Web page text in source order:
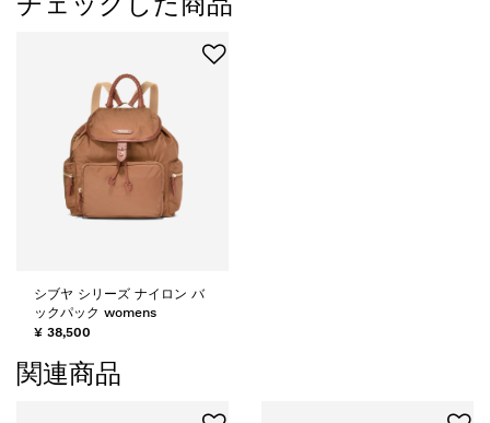
シブヤ シリーズ ナイロン バ
ックパック womens
¥ 38,500
関連商品